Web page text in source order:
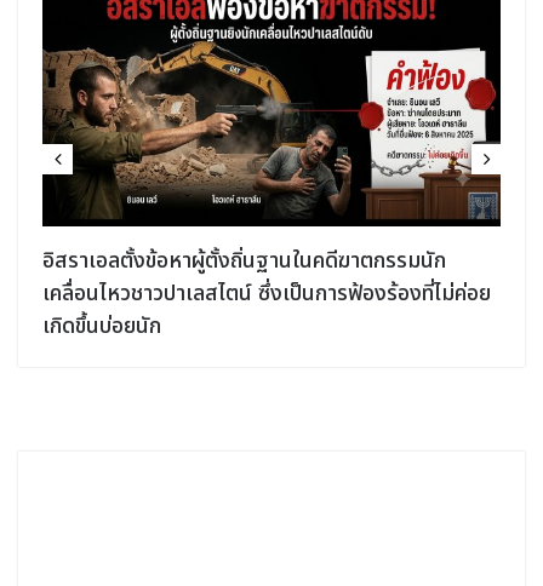
อิสราเอลตั้งข้อหาผู้ตั้งถิ่นฐานในคดีฆาตกรรมนัก
เคลื่อนไหวชาวปาเลสไตน์ ซึ่งเป็นการฟ้องร้องที่ไม่ค่อย
เกิดขึ้นบ่อยนัก